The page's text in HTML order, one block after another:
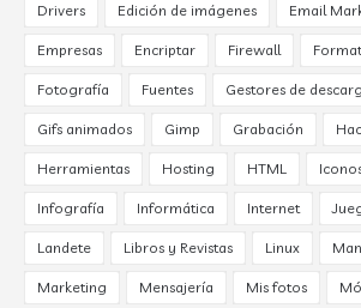
Drivers Edición de imágenes Email
Empresas Encriptar Firewall
Fotografía Fuentes Gestores de
Gifs animados Gimp Grabación
Herramientas Hosting HTML
Infografía Informática Internet
Landete Libros y Revistas Linux
Marketing Mensajería Mis fotos